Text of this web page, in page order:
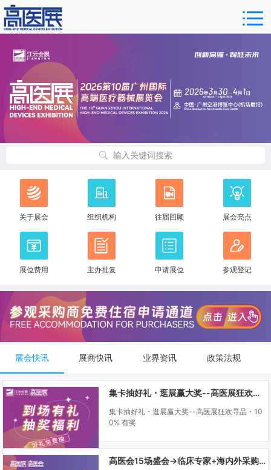
输入关键词搜索
关于展会 组织机构 往届回顾 展会亮点
展位费用 主办批复 申请展位 参观登记
展会快讯 展商快讯 业界资讯 政策法规
集卡抽好礼・逛展赢大奖--高医展狂欢寻品・100% 有奖
集卡抽好礼・逛展赢大奖--高医展狂欢寻品・10
0% 有奖
高医会15场盛会→临床专家+海内外采购商双向对接